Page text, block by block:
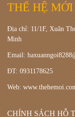
THẾ HỆ MỚI
Địa chỉ: 11/1F, Xuân
Minh
Email:
ĐT: 0931178625
Web:
CHÍNH SÁCH HỖ